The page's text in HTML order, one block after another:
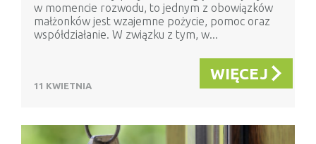
w momencie rozwodu, to jednym z obowiązków
małżonków jest wzajemne pożycie, pomoc oraz
współdziałanie. W związku z tym, w...
11 KWIETNIA
WIĘCEJ